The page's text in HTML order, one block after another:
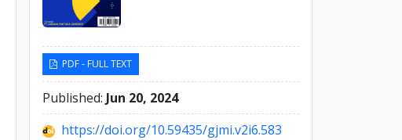
PDF - FULL TEXT
Published: Jun 20, 2024
https://doi.org/10.59435/gjmi.v2i6.583